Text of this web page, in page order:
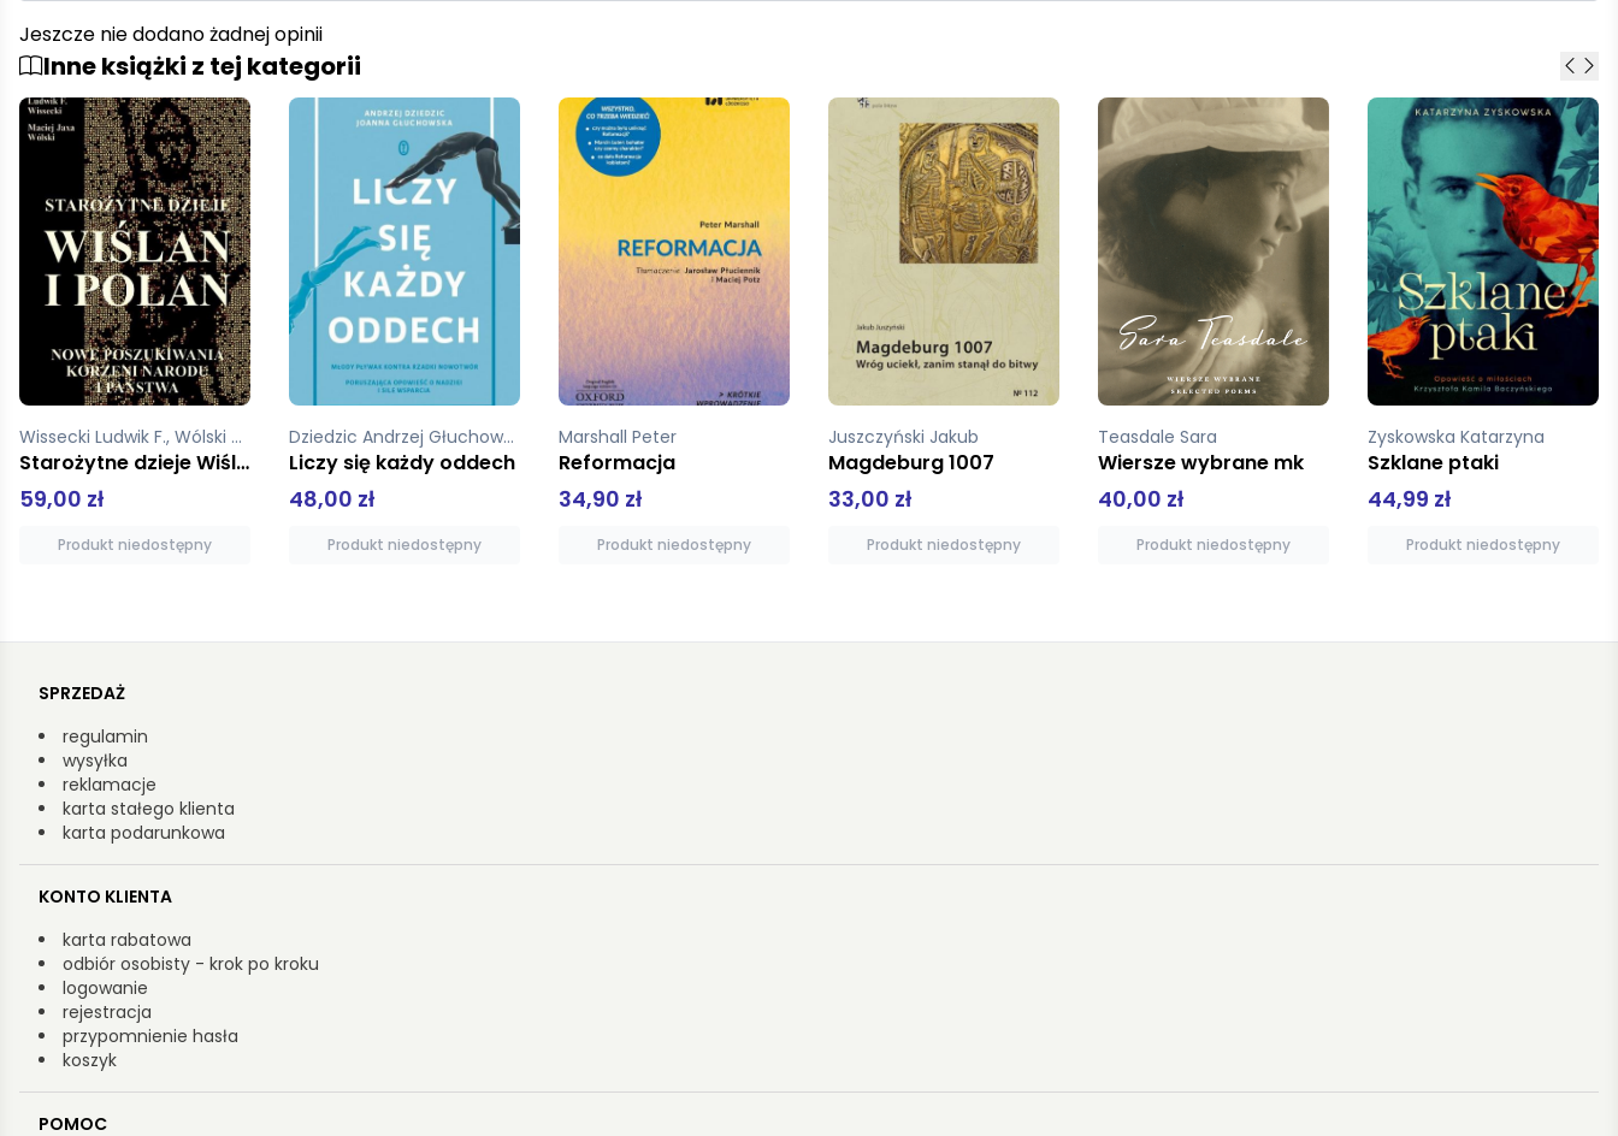
Jeszcze nie dodano żadnej opinii
Inne książki z tej kategorii
Dziedzic Andrzej Głuchowska Joanna
Liczy się każdy oddech
48,00 zł
Produkt niedostępny
Marshall Peter
Reformacja
34,90 zł
Produkt niedostępny
Juszczyński Jakub
Magdeburg 1007
33,00 zł
Produkt niedostępny
Teasdale Sara
Wiersze wybrane mk
40,00 zł
Produkt niedostępny
Zyskowska Katarzyna
Szklane ptaki
44,99 zł
Produkt niedostępny
Sierociński Józef reprint
42,00 zł
Dodaj do koszyka
SPRZEDAŻ
regulamin
wysyłka
reklamacje
karta stałego klienta
karta podarunkowa
KONTO KLIENTA
karta rabatowa
odbiór osobisty - krok po kroku
logowanie
rejestracja
przypomnienie hasła
koszyk
POMOC